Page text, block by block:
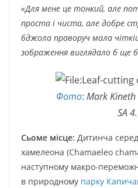
«Для мене це тонкий, але
проста і чиста, але добре
бджола праворуч мала
зображення виглядало б ще
Фото: Mark Kineth
SA
Сьоме місце: Дитинча
хамелеона (Chamaeleo
наступному макро-
в природному парку